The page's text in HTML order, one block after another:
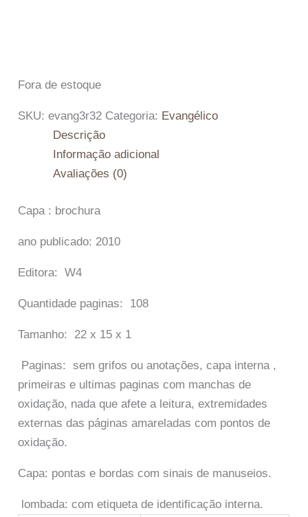
Fora de estoque
SKU:evang3r32 Categoria: Evangélico
Descrição
Informação adicional
Avaliações (0)
Capa : brochura
ano publicado: 2010
Editora: W4
Quantidade paginas: 108
Tamanho: 22 x 15 x 1
Paginas: sem grifos ou anotações, capa interna ,
primeiras e ultimas paginas com manchas de
oxidação, nada que afete a leitura, extremidades
externas das páginas amareladas com pontos de
oxidação.
Capa: pontas e bordas com sinais de manuseios.
lombada: com etiqueta de identificação interna.